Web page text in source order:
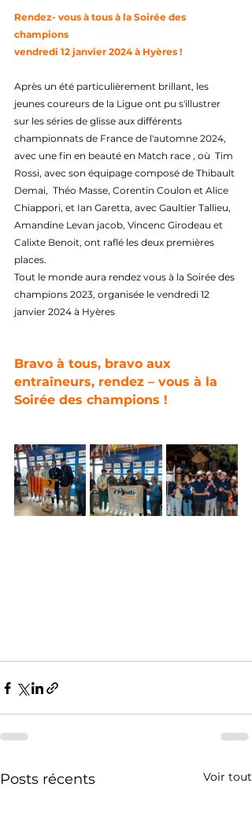
Rendez- vous à tous à la Soirée des
champions
vendredi 12 janvier 2024 à Hyères !
Après un été particulièrement brillant, les
jeunes coureurs de la Ligue ont pu s'illustrer
sur les séries de glisse aux différents
championnats de France de l'automne 2024,
avec une fin en beauté en Match race , où  Tim
Rossi, avec son équipage composé de Thibault
Demai,  Théo Masse, Corentin Coulon et Alice
Chiappori, et Ian Garetta, avec Gaultier Tallieu,
Amandine Levan jacob, Vincenc Girodeau et
Calixte Benoit, ont raflé les deux premières
places.
Tout le monde aura rendez vous à la Soirée des
champions 2023, organisée le vendredi 12
janvier 2024 à Hyères
Bravo à tous, bravo aux
entraîneurs, rendez – vous à la
Soirée des champions !
Posts récents Voir tout